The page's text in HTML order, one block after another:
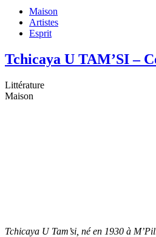
Maison
Artistes
Esprit
Tchicaya U TAM’SI –
Littérature
Maison
Tchicaya U Tam’si, né en 1930 à